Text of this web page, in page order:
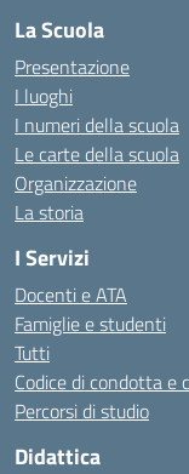
La Scuola
Presentazione
I luoghi
I numeri della scuola
Le carte della scuola
Organizzazione
La storia
I Servizi
Docenti e ATA
Famiglie e studenti
Tutti
Codice di condotta e
Percorsi di studio
Didattica